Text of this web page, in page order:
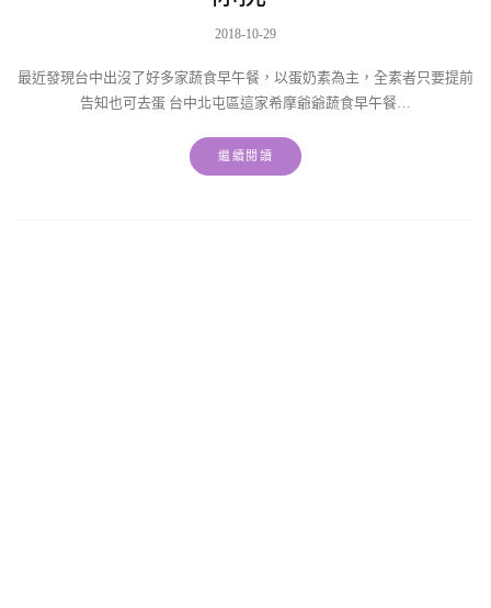
2018-10-29
最近發現台中出沒了好多家蔬食早午餐，以蛋奶素為主，全素者只要提前
告知也可去蛋 台中北屯區這家希摩爺爺蔬食早午餐…
繼續閱讀